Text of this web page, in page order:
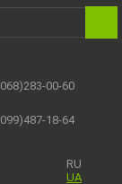
00-60
18-64
RU
UA